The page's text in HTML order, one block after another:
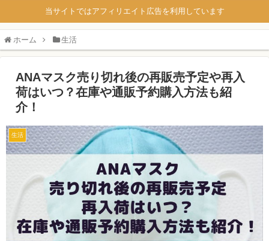
当サイトではアフィリエイト広告を利用しています
ホーム 生活
ANAマスク売り切れ後の再販売予定や再入
荷はいつ？在庫や通販予約購入方法も紹
介！
生活